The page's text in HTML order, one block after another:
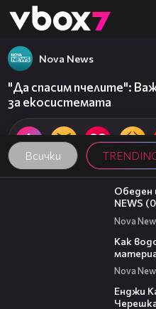
👾
Всички
Nova News
"Да спасим пчелите":
за екосистемата
01:10:25
Обеден
NEWS
Nova
Как
Nova
Енджи